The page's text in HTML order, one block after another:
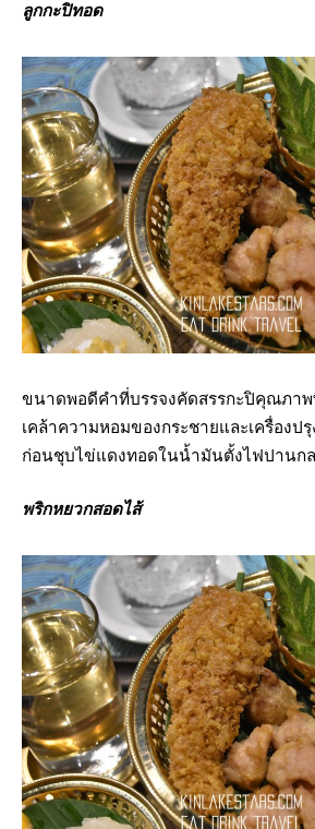
ลูกกะปิทอด
ขนาดพอดีคำที่บรรจงคัดสรรกะปิคุณภาพ
เคล้าความหอมของกระชายและเครื่องป
ก่อนชุบไข่แดงทอดในน้ำมันตั้งไฟปานก
พริกหยวกสอดไส้